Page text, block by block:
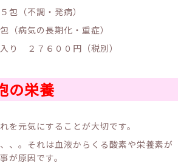
調・発病）
長期化・重症）
り ２７６００円（税別）
の栄養
を元気にすることが大切です。
、。それは血液からくる酸素や栄養素が
が原因です。